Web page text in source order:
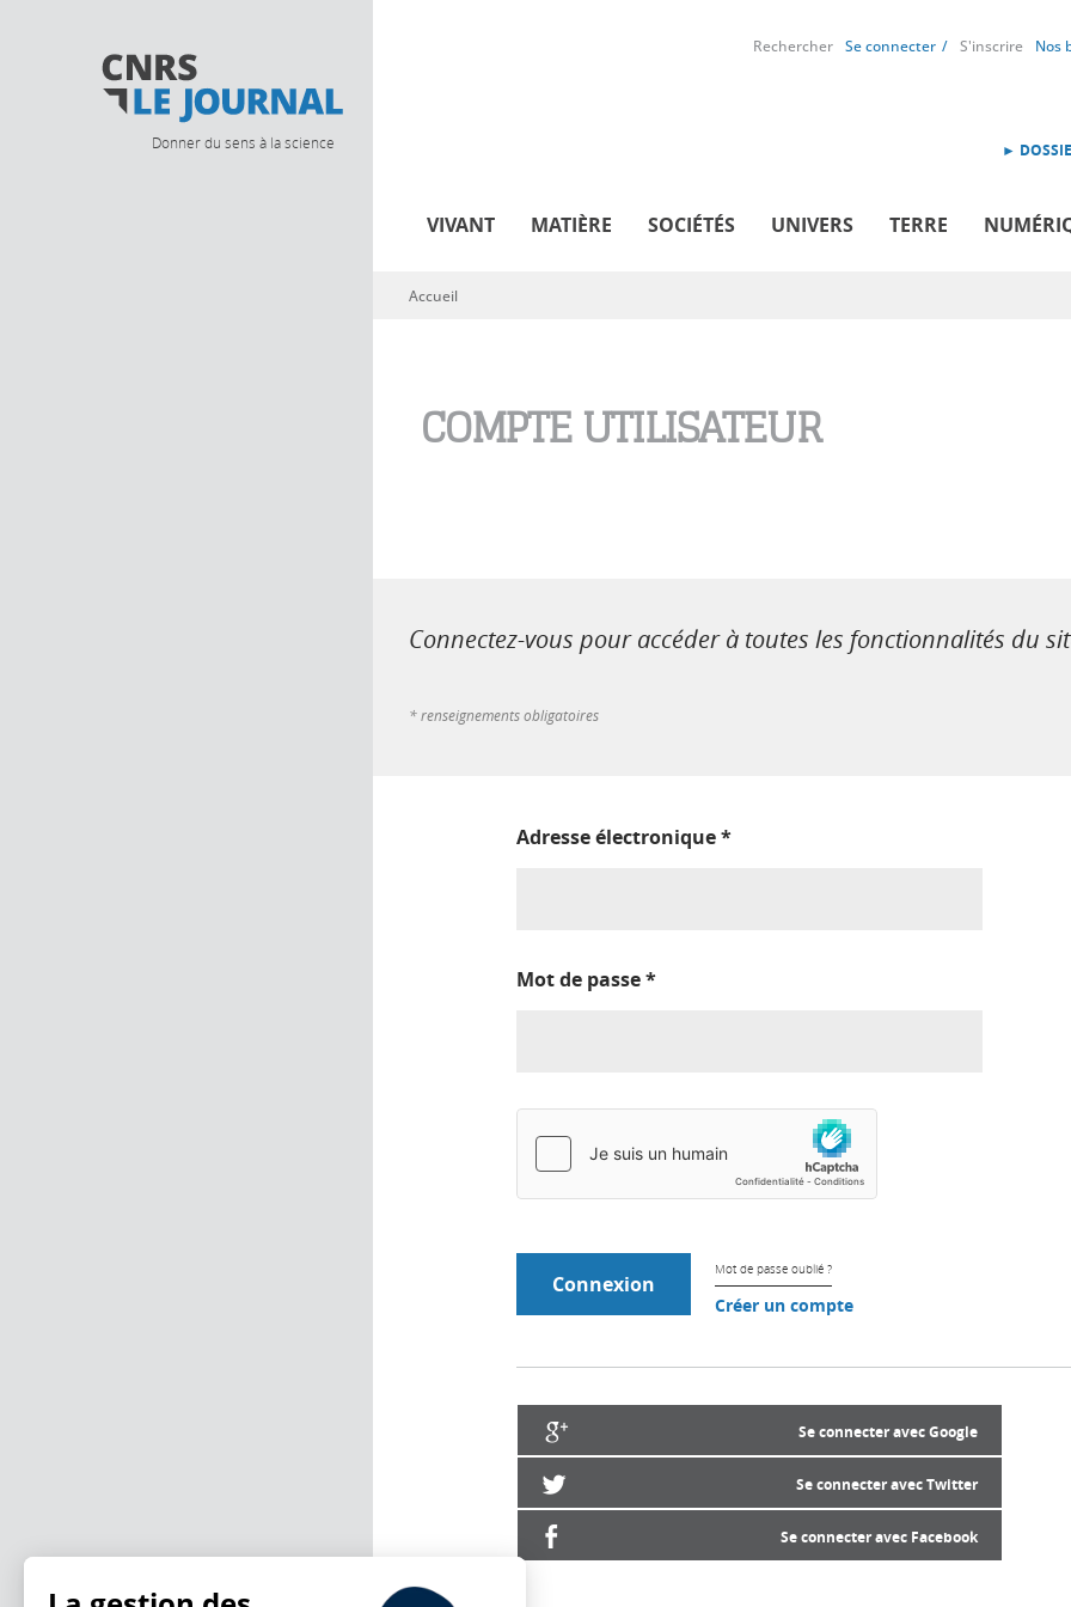
Donner du sens à la science
Rechercher Se connecter S'inscrire Nos
►
VIVANT MATIÈRE SOCIÉTÉS UNIVERS TERRE
Vous êtes ici
Accueil
COMPTE UTILISATEUR
Connectez-vous pour accéder à toutes les fonctionnalités du
* renseignements obligatoires
Adresse électronique*
Mot de passe*
Mot de passe oublié ?
Créer un compte
Se connecter avec Google
Se connecter avec Twitter
Se connecter avec Facebook